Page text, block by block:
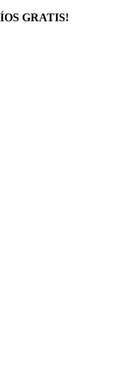
GRATIS!